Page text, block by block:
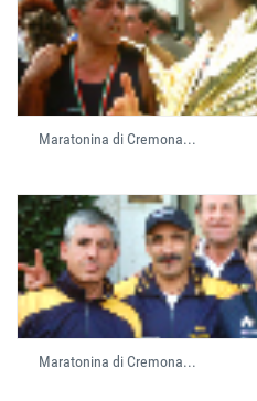
Maratonina di Cremona...
Maratonina di Cremona...